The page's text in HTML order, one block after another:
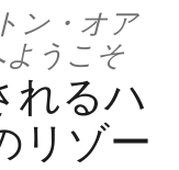
ン・オア
うこそ
れるハ
リゾー